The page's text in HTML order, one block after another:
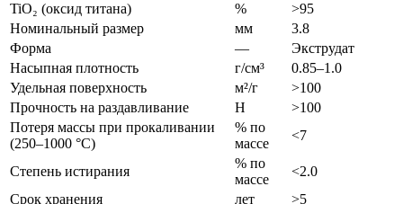
TiO₂ (оксид титана)
%
>95
Номинальный размер
мм
3.8
Форма
—
Экструдат
Насыпная плотность
г/см³
0.85–1.0
Удельная поверхность
м²/г
>100
Прочность на раздавливание
Н
>100
Потеря массы при прокаливании
(250–1000 °C)
% по
массе
<7
Степень истирания
% по
массе
<2.0
Срок хранения
лет
>5